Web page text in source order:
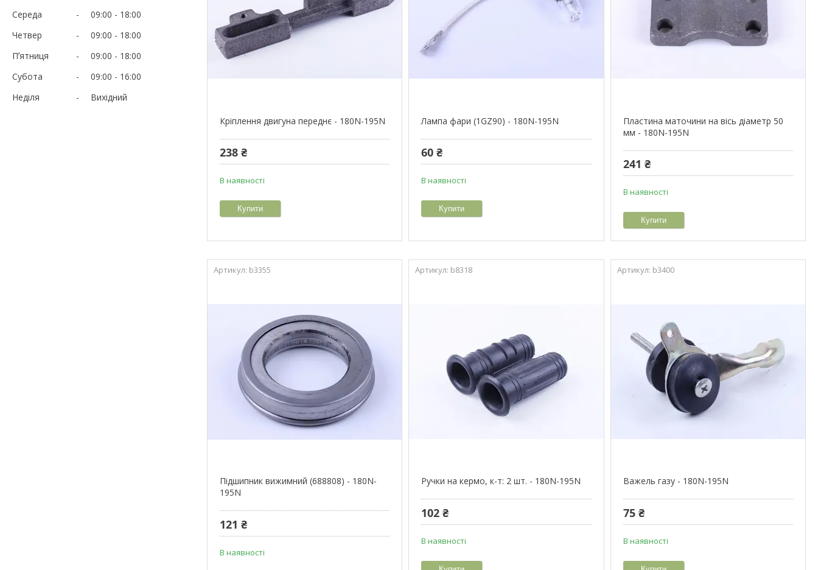
Середа
09:00
18:00
Четвер
09:00
18:00
Пʼятниця
09:00
18:00
Субота
09:00
16:00
Неділя
Вихідний
Кріплення двигуна переднє - 180N-195N
238 ₴
В наявності
Купити
Лампа фари (1GZ90) - 180N-195N
60 ₴
В наявності
Купити
Пластина маточини на вісь діаметр 50
мм - 180N-195N
241 ₴
В наявності
Купити
b3355
Підшипник вижимний (688808) - 180N-
195N
121 ₴
В наявності
b8318
Ручки на кермо, к-т: 2 шт. - 180N-195N
102 ₴
В наявності
b3400
Важель газу - 180N-195N
75 ₴
В наявності